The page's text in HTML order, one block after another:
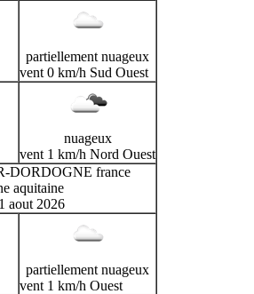
partiellement nuageux
vent 0 km/h Sud Ouest
nuageux
vent 1 km/h Nord Ouest
DORDOGNE france
aquitaine
aout 2026
partiellement nuageux
vent 1 km/h Ouest